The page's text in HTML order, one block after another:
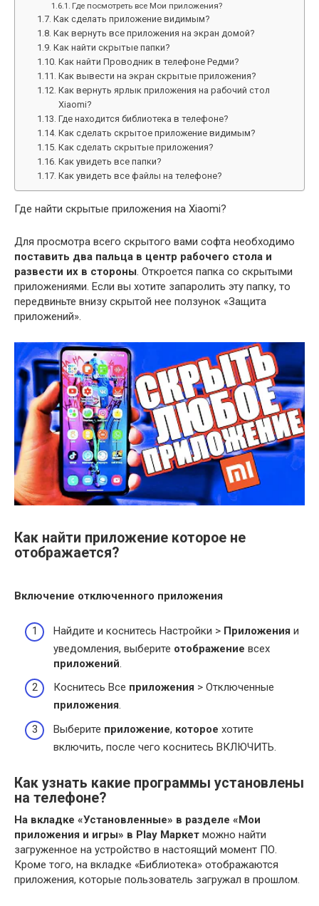
Где посмотреть все Мои приложения?
Как сделать приложение видимым?
Как вернуть все приложения на экран домой?
Как найти скрытые папки?
Как найти Проводник в телефоне Редми?
Как вывести на экран скрытые приложения?
Как вернуть ярлык приложения на рабочий стол
Xiaomi?
Где находится библиотека в телефоне?
Как сделать скрытое приложение видимым?
Как сделать скрытые приложения?
Как увидеть все папки?
Как увидеть все файлы на телефоне?
Где найти скрытые приложения на Xiaomi?
Для просмотра всего скрытого вами софта необходимо
поставить два пальца в центр рабочего стола и
развести их в стороны. Откроется папка со скрытыми
приложениями. Если вы хотите запаролить эту папку, то
передвиньте внизу скрытой нее ползунок «Защита
приложений».
Как найти приложение которое не
отображается?
Включение отключенного приложения
Найдите и коснитесь Настройки > Приложения и
уведомления, выберите отображение всех
приложений.
Коснитесь Все приложения > Отключенные
приложения.
Выберите приложение, которое хотите
включить, после чего коснитесь ВКЛЮЧИТЬ.
Как узнать какие программы установлены
на телефоне?
На вкладке «Установленные» в разделе «Мои
приложения и игры» в Play Маркет можно найти
загруженное на устройство в настоящий момент ПО.
Кроме того, на вкладке «Библиотека» отображаются
приложения, которые пользователь загружал в прошлом.